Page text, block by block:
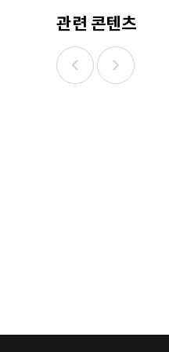
관련 콘텐츠